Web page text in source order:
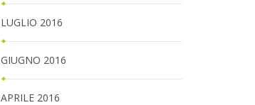
LUGLIO 2016
GIUGNO 2016
APRILE 2016